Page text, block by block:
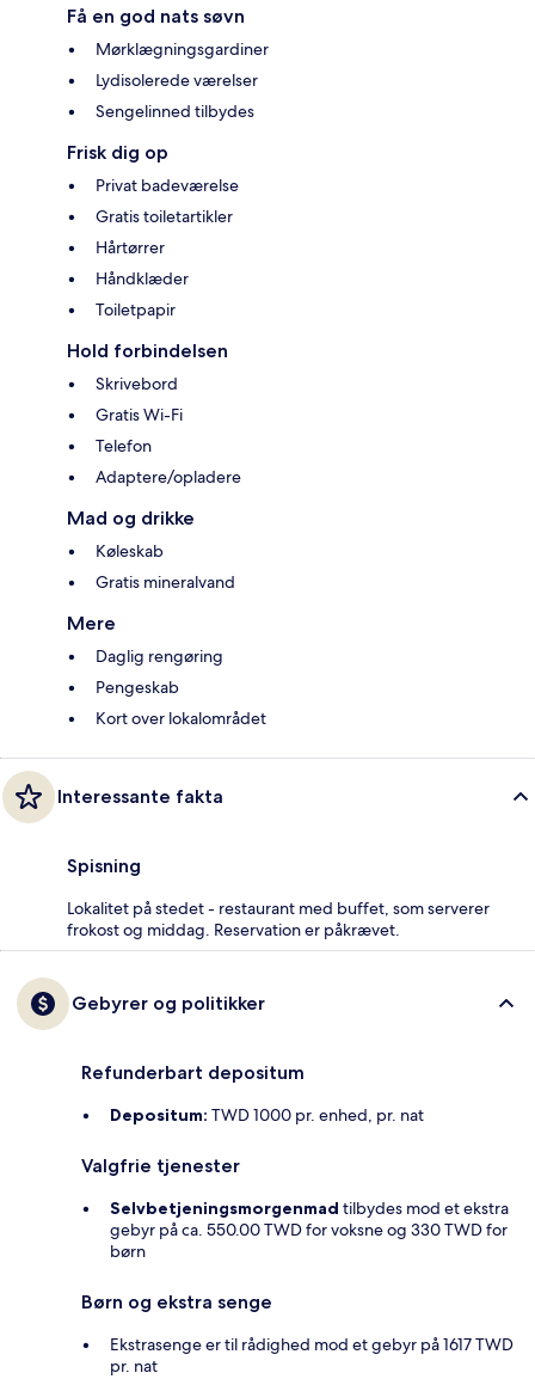
Få en god nats søvn
Mørklægningsgardiner
Lydisolerede værelser
Sengelinned tilbydes
Frisk dig op
Privat badeværelse
Gratis toiletartikler
Hårtørrer
Håndklæder
Toiletpapir
Hold forbindelsen
Skrivebord
Gratis Wi-Fi
Telefon
Adaptere/opladere
Mad og drikke
Køleskab
Gratis mineralvand
Mere
Daglig rengøring
Pengeskab
Kort over lokalområdet
Interessante fakta
Spisning
Lokalitet på stedet - restaurant med buffet, som serverer
frokost og middag. Reservation er påkrævet.
Gebyrer og politikker
Refunderbart depositum
Depositum: TWD 1000 pr. enhed, pr. nat
Valgfrie tjenester
Selvbetjeningsmorgenmad tilbydes mod et ekstra
gebyr på ca. 550.00 TWD for voksne og 330 TWD for
børn
Børn og ekstra senge
Ekstrasenge er til rådighed mod et gebyr på 1617 TWD
pr. nat